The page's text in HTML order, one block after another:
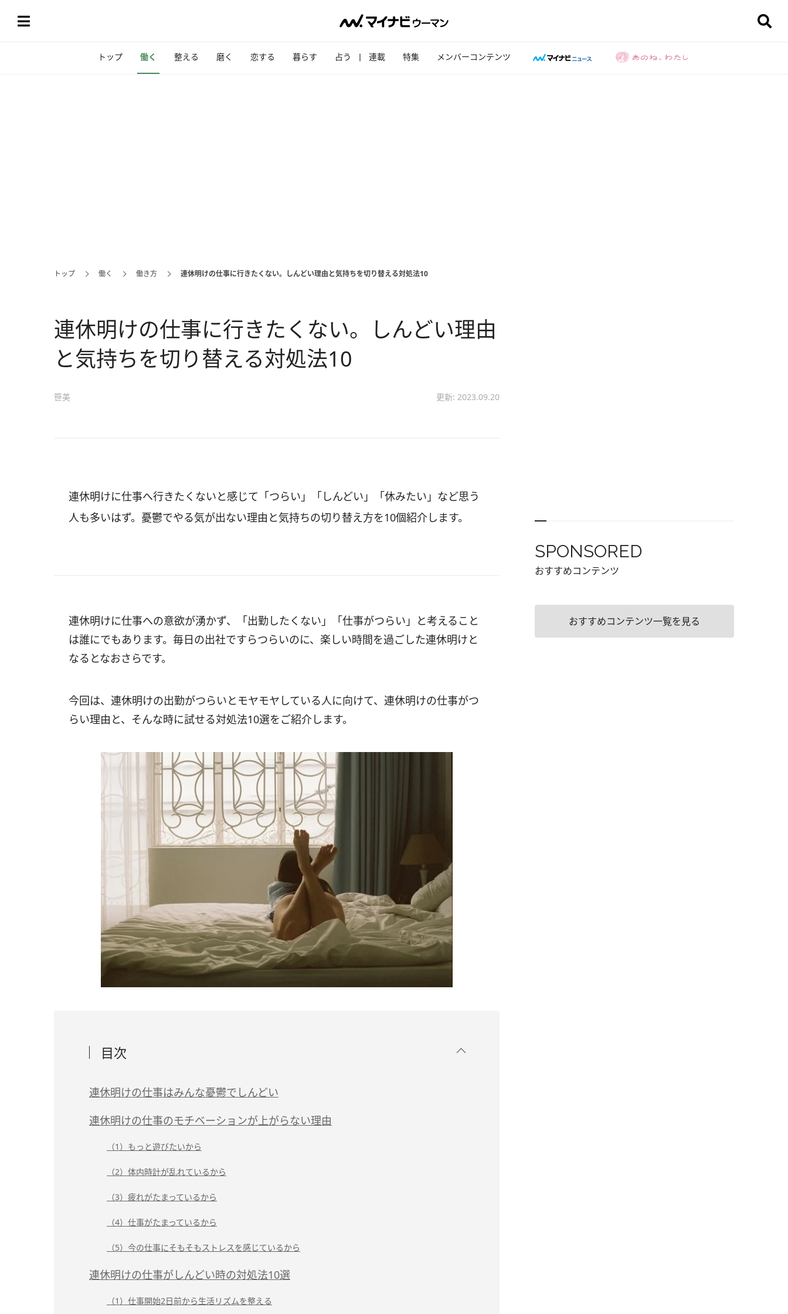
トップ 働く 整える 磨く 恋する 暮らす 占う 連載 特集 メンバーコンテンツ
トップ 働く 働き方 連休明けの仕事に行きたくない。しんどい理由と気持ちを切り替える対処法10
連休明けの仕事に行きたくない。しんどい理由
と気持ちを切り替える対処法10
笹美 更新: 2023.09.20
連休明けに仕事へ行きたくないと感じて「つらい」「しんどい」「休みたい」など思う
人も多いはず。憂鬱でやる気が出ない理由と気持ちの切り替え方を10個紹介します。
連休明けに仕事への意欲が湧かず、「出勤したくない」「仕事がつらい」と考えること
は誰にでもあります。毎日の出社ですらつらいのに、楽しい時間を過ごした連休明けと
なるとなおさらです。
今回は、連休明けの出勤がつらいとモヤモヤしている人に向けて、連休明けの仕事がつ
らい理由と、そんな時に試せる対処法10選をご紹介します。
目次
連休明けの仕事はみんな憂鬱でしんどい
連休明けの仕事のモチベーションが上がらない理由
（1）もっと遊びたいから
（2）体内時計が乱れているから
（3）疲れがたまっているから
（4）仕事がたまっているから
（5）今の仕事にそもそもストレスを感じているから
連休明けの仕事がしんどい時の対処法10選
（1）仕事開始2日前から生活リズムを整える
SPONSORED
おすすめコンテンツ
おすすめコンテンツ一覧を見る